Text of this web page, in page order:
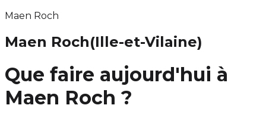
Maen Roch
Maen Roch(Ille-et-Vilaine)
Que faire aujourd'hui à
Maen Roch ?